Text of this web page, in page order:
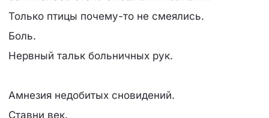
Только птицы почему-то не смеялись.
Боль.
Нервный тальк больничных рук.
Амнезия недобитых сновидений.
Ставни век.